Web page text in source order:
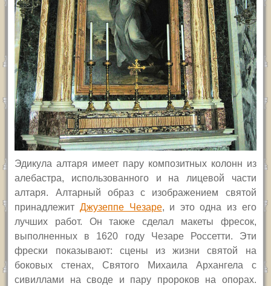
Эдикула алтаря имеет пару композитных колонн из
алебастра, использованного и на лицевой части
алтаря. Алтарный образ с изображением святой
принадлежитДжузеппе Чезаре, и это одна из его
лучших работ. Он также сделал макеты фресок,
выполненных в 1620 году Чезаре Россетти. Эти
фрески показывают: сцены из жизни святой на
боковых стенах, Святого Михаила Архангела с
сивиллами на своде и пару пророков на опорах.